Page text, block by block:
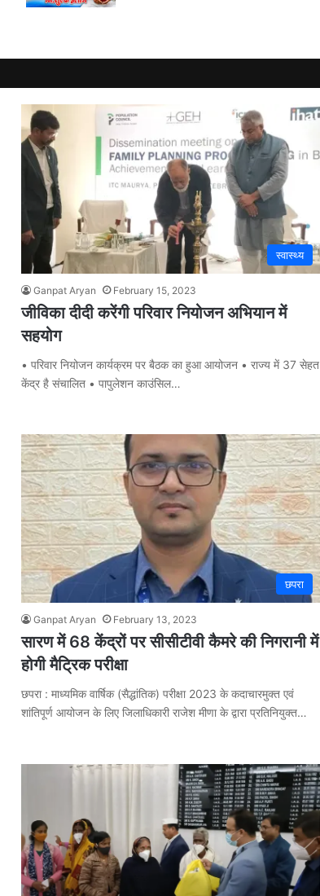
स्वास्थ्य
Ganpat Aryan February 15, 2023
जीविका दीदी करेंगी परिवार नियोजन अभियान में
सहयोग
• परिवार नियोजन कार्यक्रम पर बैठक का हुआ आयोजन • राज्य में 37 सेहत
केंद्र है संचालित • पापुलेशन काउंसिल…
छपरा
Ganpat Aryan February 13, 2023
सारण में 68 केंद्रों पर सीसीटीवी कैमरे की निगरानी में
होगी मैट्रिक परीक्षा
छपरा : माध्यमिक वार्षिक (सैद्धांतिक) परीक्षा 2023 के कदाचारमुक्त एवं
शांतिपूर्ण आयोजन के लिए जिलाधिकारी राजेश मीणा के द्वारा प्रतिनियुक्त…